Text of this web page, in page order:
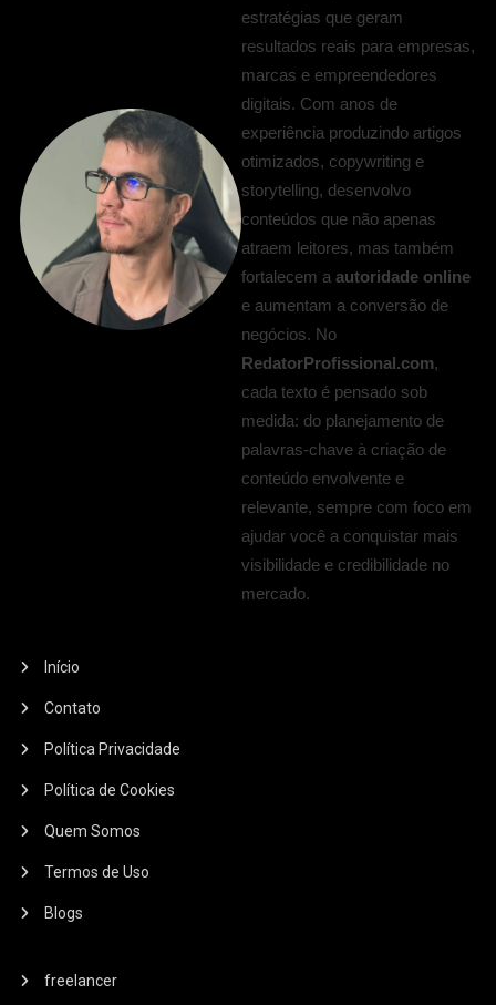
estratégias que geram
resultados reais para empresas,
marcas e empreendedores
digitais. Com anos de
experiência produzindo artigos
otimizados, copywriting e
storytelling, desenvolvo
conteúdos que não apenas
atraem leitores, mas também
fortalecem aautoridade online
e aumentam a conversão de
negócios. No
RedatorProfissional.com,
cada texto é pensado sob
medida: do planejamento de
palavras-chave à criação de
conteúdo envolvente e
relevante, sempre com foco em
ajudar você a conquistar mais
visibilidade e credibilidade no
mercado.
Início
Contato
Política Privacidade
Política de Cookies
Quem Somos
Termos de Uso
Blogs
freelancer